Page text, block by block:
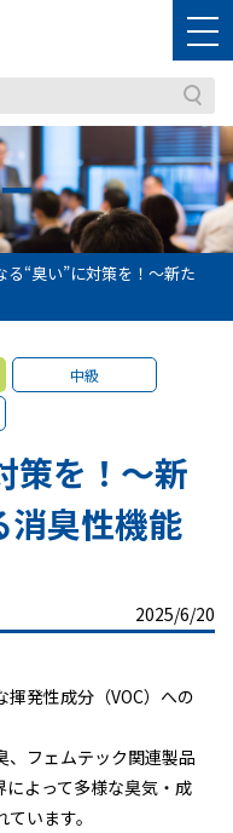
る“臭い”に対策を！～新た
中級
策を！～新
消臭性機能
2025/6/20
発性成分（VOC）への
、フェムテック関連製品
によって多様な臭気・成
ています。